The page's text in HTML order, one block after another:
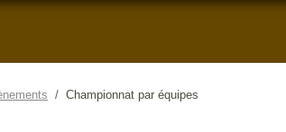
Championnat par équipes